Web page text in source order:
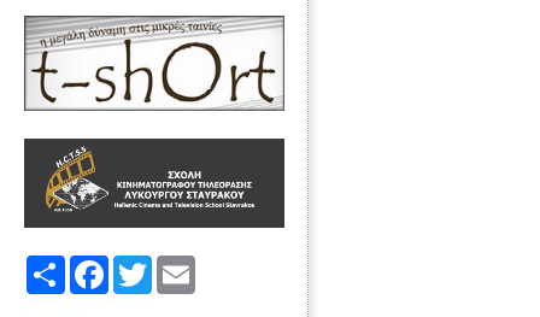
Share FacebookTwitter